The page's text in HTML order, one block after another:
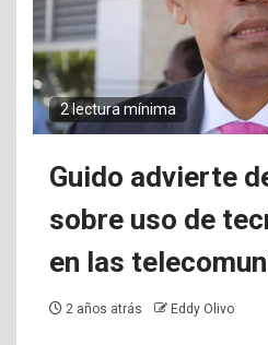
2 lectura mínima
Guido advierte
sobre uso de
en las
2 años atrás Eddy Olivo